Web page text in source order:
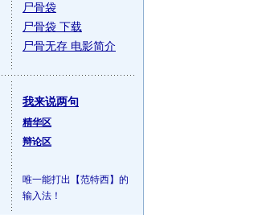
尸骨袋
尸骨袋 下载
尸骨无存 电影简介
我来说两句
精华区
辩论区
唯一能打出【范特西】的
输入法！